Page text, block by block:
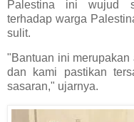
Palestina ini wujud
terhadap warga
sulit.
"Bantuan ini
dan kami pastikan
sasaran," ujarnya.